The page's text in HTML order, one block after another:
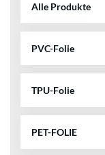
Alle Produkte
PVC-Folie
TPU-Folie
PET-FOLIE